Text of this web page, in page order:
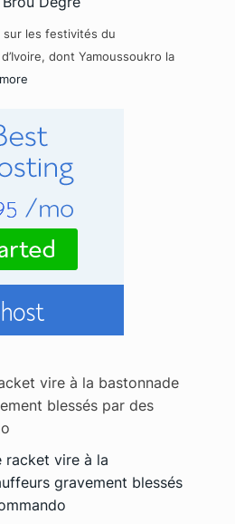
les festivités du
dont Yamoussoukro la
vire à la bastonnade
blessés par des